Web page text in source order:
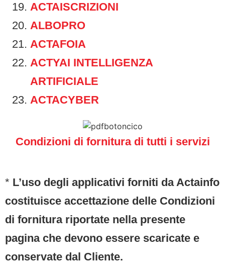
ACTAISCRIZIONI
ALBOPRO
ACTAFOIA
ACTYAI INTELLIGENZA
ARTIFICIALE
ACTACYBER
Condizioni di fornitura di tutti i servizi
* L’uso degli applicativi forniti da Actainfo
costituisce accettazione delle Condizioni
di fornitura riportate nella presente
pagina che devono essere scaricate e
conservate dal Cliente.